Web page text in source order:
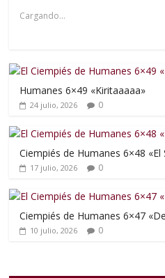
Cargando...
Humanes 6×49 «Kiritaaaaa»
24 julio, 2026 0
Ciempiés de Humanes 6×48
17 julio, 2026 0
Ciempiés de Humanes 6×47
10 julio, 2026 0